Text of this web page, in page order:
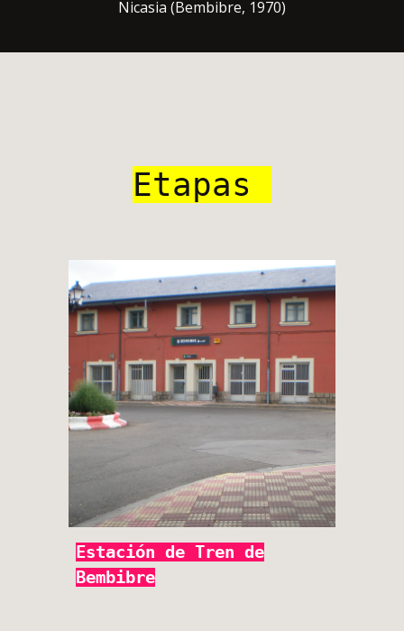
Nicasia (Bembibre, 1970)
Etapas
Estación de Tren de
Bembibre